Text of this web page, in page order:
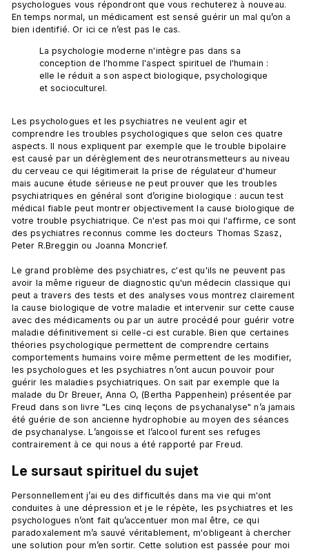
psychologues vous répondront que vous rechuterez à nouveau.
En temps normal, un médicament est sensé guérir un mal qu’on a
La psychologie moderne n'intègre pas dans sa
conception de l'homme l'aspect spirituel de l'humain :
elle le réduit a son aspect biologique, psychologique
et socioculturel.
Les psychologues et les psychiatres ne veulent agir et
comprendre les troubles psychologiques que selon ces quatre
aspects. Il nous expliquent par exemple que le trouble bipolaire
est causé par un dérèglement des neurotransmetteurs au niveau
du cerveau ce qui légitimerait la prise de régulateur d'humeur
mais aucune étude sérieuse ne peut prouver que les troubles
psychiatriques en général sont d’origine biologique : aucun test
médical fiable peut montrer objectivement la cause biologique de
votre trouble psychiatrique. Ce n'est pas moi qui l'affirme, ce sont
des psychiatres reconnus comme les docteurs Thomas Szasz,
Peter R.Breggin ou Joanna Moncrief.
Le grand problème des psychiatres, c'est qu'ils ne peuvent pas
avoir la même rigueur de diagnostic qu'un médecin classique qui
peut a travers des tests et des analyses vous montrez clairement
la cause biologique de votre maladie et intervenir sur cette cause
avec des médicaments ou par un autre procédé pour guérir votre
maladie définitivement si celle-ci est curable. Bien que certaines
théories psychologique permettent de comprendre certains
comportements humains voire même permettent de les modifier,
les psychologues et les psychiatres n’ont aucun pouvoir pour
guérir les maladies psychiatriques. On sait par exemple que la
malade du Dr Breuer, Anna O, (Bertha Pappenhein) présentée par
Freud dans son livre "Les cinq leçons de psychanalyse" n’a jamais
été guérie de son ancienne hydrophobie au moyen des séances
de psychanalyse. L’angoisse et l’alcool furent ses refuges
Le sursaut spirituel du sujet
Personnellement j’ai eu des difficultés dans ma vie qui m'ont
conduites à une dépression et je le répète, les psychiatres et les
psychologues n’ont fait qu’accentuer mon mal être, ce qui
paradoxalement m’a sauvé véritablement, m'obligeant à chercher
une solution pour m’en sortir. Cette solution est passée pour moi